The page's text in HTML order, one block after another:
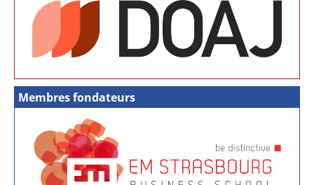
Membres fondateurs